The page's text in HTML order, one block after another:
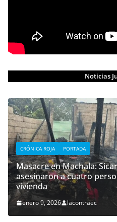
Noticias
CRÓNICA ROJA PORTADA
Masacre en Machala:
asesinaron a cuatro
vivienda
enero 9, 2026 lacontraec